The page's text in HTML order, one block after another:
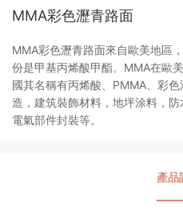
水性聚氨酯路面
彩色瀝青改色路面
透水混凝土路面
透水膠粘石路面
夜光彩色路面
MMA彩色瀝青路面
MMA彩色瀝青路面來自歐美地區
份是甲基丙烯酸甲酯。MMA在歐
國其名稱有丙烯酸、PMMA、彩
造，建筑裝飾材料，地坪涂料，
電氣部件封裝等。
產品